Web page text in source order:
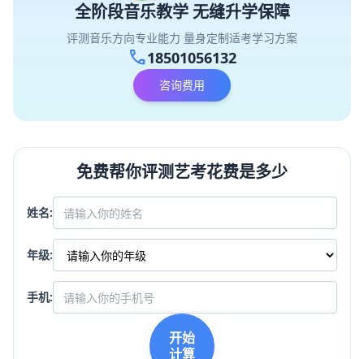
全阶段音乐教学 无缝升学保障
评测音乐方向专业能力 量身定制适考学习方案
call18501056132
咨询费用
免费帮你评测艺考花费是多少
姓名:
年级:
手机:
开始
计算